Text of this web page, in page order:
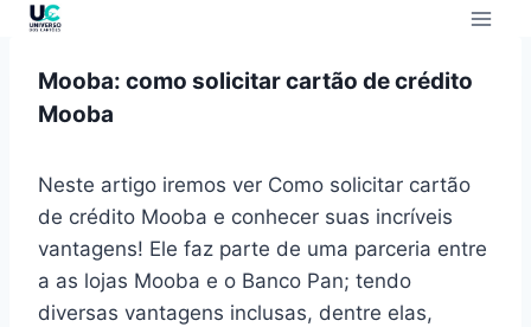
Mooba: como solicitar cartão de crédito
Mooba
Neste artigo iremos ver Como solicitar cartão
de crédito Mooba e conhecer suas incríveis
vantagens! Ele faz parte de uma parceria entre
a as lojas Mooba e o Banco Pan; tendo
diversas vantagens inclusas, dentre elas,